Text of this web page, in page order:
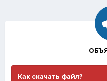
Как скачать файл?